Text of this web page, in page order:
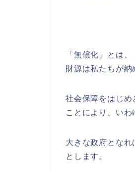
「無償化」とは
財源は私たちが納
社会保障をはじめ
ことにより、いわ
大きな政府とな
とします。